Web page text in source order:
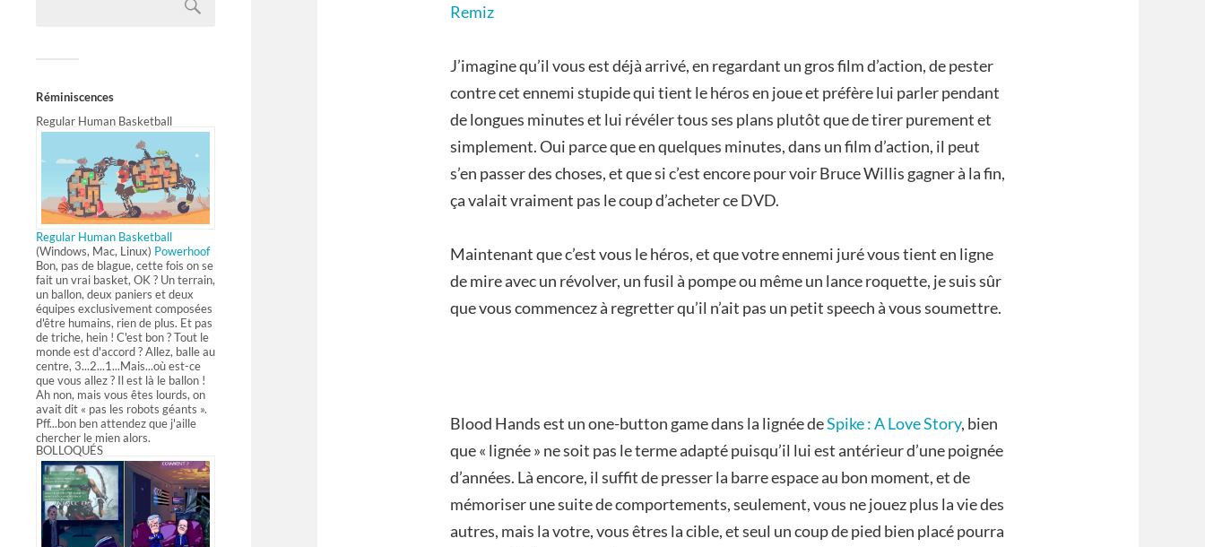
Réminiscences
Regular Human Basketball
Regular Human Basketball
(Windows, Mac, Linux) Powerhoof
Bon, pas de blague, cette fois on se
fait un vrai basket, OK ? Un terrain,
un ballon, deux paniers et deux
équipes exclusivement composées
d'être humains, rien de plus. Et pas
de triche, hein ! C'est bon ? Tout le
monde est d'accord ? Allez, balle au
centre, 3...2...1...Mais...où est-ce
que vous allez ? Il est là le ballon !
Ah non, mais vous êtes lourds, on
avait dit « pas les robots géants ».
Pff...bon ben attendez que j'aille
chercher le mien alors.
BOLLOQUÉS
Remiz
J’imagine qu’il vous est déjà arrivé, en regardant un gros film d’action, de pester
contre cet ennemi stupide qui tient le héros en joue et préfère lui parler pendant
de longues minutes et lui révéler tous ses plans plutôt que de tirer purement et
simplement. Oui parce que en quelques minutes, dans un film d’action, il peut
s’en passer des choses, et que si c’est encore pour voir Bruce Willis gagner à la fin,
ça valait vraiment pas le coup d’acheter ce DVD.
Maintenant que c’est vous le héros, et que votre ennemi juré vous tient en ligne
de mire avec un révolver, un fusil à pompe ou même un lance roquette, je suis sûr
que vous commencez à regretter qu’il n’ait pas un petit speech à vous soumettre.
Blood Hands est un one-button game dans la lignée deSpike : A Love Story, bien
que « lignée » ne soit pas le terme adapté puisqu’il lui est antérieur d’une poignée
d’années. Là encore, il suffit de presser la barre espace au bon moment, et de
mémoriser une suite de comportements, seulement, vous ne jouez plus la vie des
autres, mais la votre, vous êtres la cible, et seul un coup de pied bien placé pourra